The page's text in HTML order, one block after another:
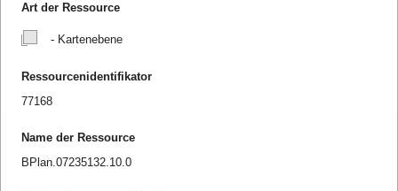
Art der Ressource
- Kartenebene
Ressourcenidentifikator
77168
Name der Ressource
BPlan.07235132.10.0